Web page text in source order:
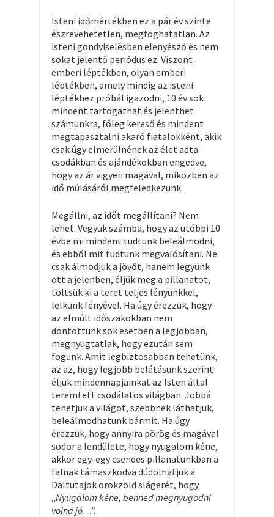
Isteni időmértékben ez a pár év szinte
észrevehetetlen, megfoghatatlan. Az
isteni gondviselésben elenyésző és nem
sokat jelentő periódus ez. Viszont
emberi léptékben, olyan emberi
léptékben, amely mindig az isteni
léptékhez próbál igazodni, 10 év sok
mindent tartogathat és jelenthet
számunkra, főleg kereső és mindent
megtapasztalni akaró fiatalokként, akik
csak úgy elmerülnének az élet adta
csodákban és ajándékokban engedve,
hogy az ár vigyen magával, miközben az
idő múlásáról megfeledkezünk.
Megállni, az időt megállítani? Nem
lehet. Vegyük számba, hogy az utóbbi 10
évbe mi mindent tudtunk beleálmodni,
és ebből mit tudtunk megvalósítani. Ne
csak álmodjuk a jövőt, hanem legyünk
ott a jelenben, éljük meg a pillanatot,
töltsük ki a teret teljes lényünkkel,
lelkünk fényével. Ha úgy érezzük, hogy
az elmúlt időszakokban nem
döntöttünk sok esetben a legjobban,
megnyugtatlak, hogy ezután sem
fogunk. Amit legbiztosabban tehetünk,
az az, hogy legjobb belátásunk szerint
éljük mindennapjainkat az Isten által
teremtett csodálatos világban. Jobbá
tehetjük a világot, szebbnek láthatjuk,
beleálmodhatunk bármit. Ha úgy
érezzük, hogy annyira pörög és magával
sodor a lendülete, hogy nyugalom kéne,
akkor egy-egy csendes pillanatunkban a
falnak támaszkodva dúdolhatjuk a
Daltutajok örökzöld slágerét, hogy
„Nyugalom kéne, benned megnyugodni
volna jó…”.